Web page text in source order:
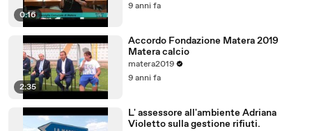
0:16
9 anni fa
2:35
Accordo Fondazione Matera 2019
Matera calcio
matera2019
9 anni fa
L' assessore all'ambiente Adriana
Violetto sulla gestione rifiuti.